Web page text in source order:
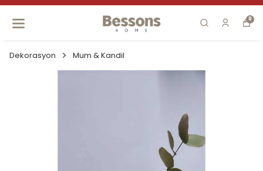
0
Dekorasyon Mum & Kandil